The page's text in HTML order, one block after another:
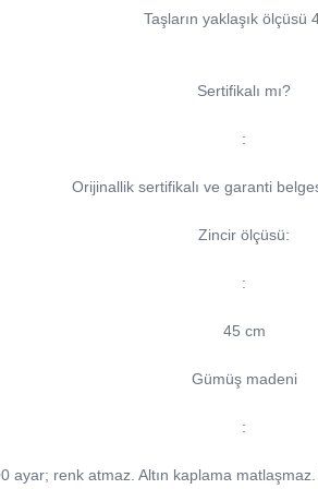
Taşların yaklaşık ölçüsü
Sertifikalı mı?
:
Orijinallik sertifikalı ve garanti
Zincir ölçüsü:
:
45 cm
Gümüş madeni
:
ayar; renk atmaz. Altın kaplama